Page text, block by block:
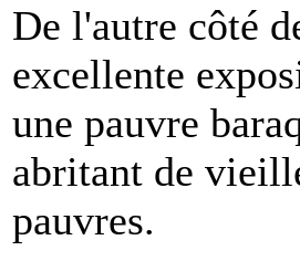
De l'autre côté
excellente
une pauvre
abritant de
pauvres.